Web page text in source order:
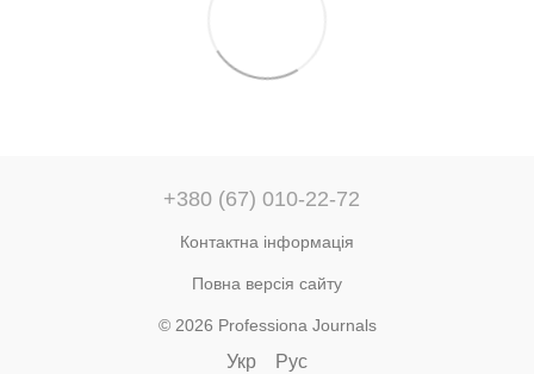
+380 (67) 010-22-72
Контактна інформація
Повна версія сайту
© 2026 Professiona Journals
Укр Рус